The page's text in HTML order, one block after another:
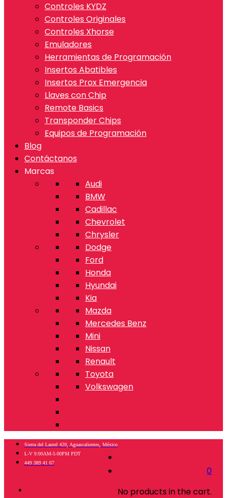
Controles KYDZ
Controles Originales
Controles Xhorse
Emuladores
Herramientas de Programación
Insertos Abatibles
Insertos Prox Emergencia
Llaves con Chip
Remote Basics
Transponder Chips
Equipos de Programación
Blog
Contáctanos
Marcas
Audi
BMW
Cadillac
Chevrolet
Chrysler
Dodge
Ford
Honda
Hyundai
Kia
Mazda
Mercedes Benz
Mini
Nissan
Renault
Toyota
Volkswagen
0
No products in the cart.
Sierra del Laurel 420, Aguascalientes, México
L-V 9:00AM-5:00PM PDT
449 389 41 67